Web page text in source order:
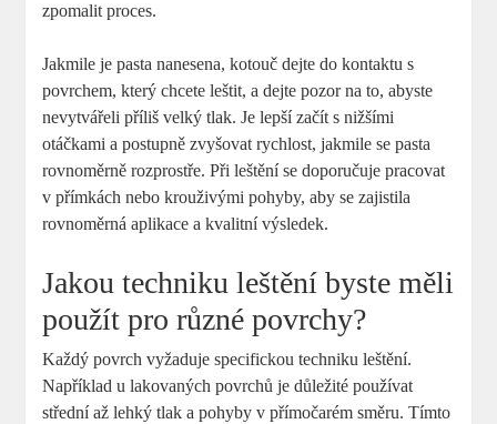
zpomalit proces.
Jakmile je pasta nanesena, kotouč dejte do kontaktu s
povrchem, který chcete leštit, a dejte pozor na to, abyste
nevytvářeli příliš velký tlak. Je lepší začít s nižšími
otáčkami a postupně zvyšovat rychlost, jakmile se pasta
rovnoměrně rozprostře. Při leštění se doporučuje pracovat
v přímkách nebo krouživými pohyby, aby se zajistila
rovnoměrná aplikace a kvalitní výsledek.
Jakou techniku leštění byste měli
použít pro různé povrchy?
Každý povrch vyžaduje specifickou techniku leštění.
Například u lakovaných povrchů je důležité používat
střední až lehký tlak a pohyby v přímočarém směru. Tímto